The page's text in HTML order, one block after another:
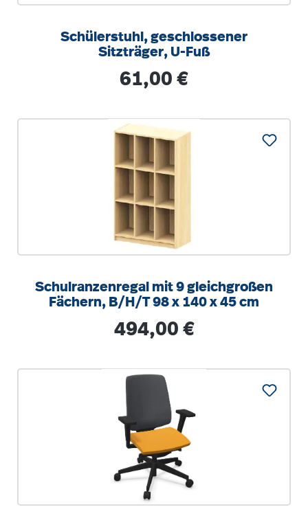
Schülerstuhl, geschlossener
Sitzträger, U-Fuß
Regulärer Preis:
61,00 €
Schulranzenregal mit 9 gleichgroßen
Fächern, B/H/T 98 x 140 x 45 cm
Regulärer Preis:
494,00 €